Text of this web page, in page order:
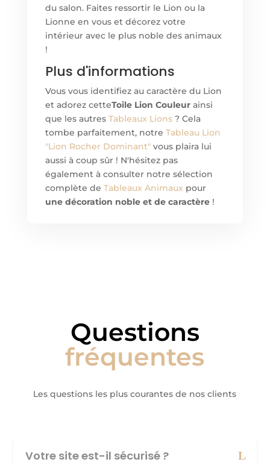
du salon. Faites ressortir le Lion ou la
Lionne en vous et décorez votre
intérieur avec le plus noble des animaux
!
Plus d'informations
Vous vous identifiez au caractère du Lion
et adorez cetteToile Lion Couleurainsi
que les autres Tableaux Lions? Cela
tombe parfaitement, notre Tableau Lion
"Lion Rocher Dominant"vous plaira lui
aussi à coup sûr ! N'hésitez pas
également à consulter notre sélection
complète de Tableaux Animaux pour
une décoration noble et de caractère!
Questions
fréquentes
Les questions les plus courantes de nos clients
Votre site est-il sécurisé ?